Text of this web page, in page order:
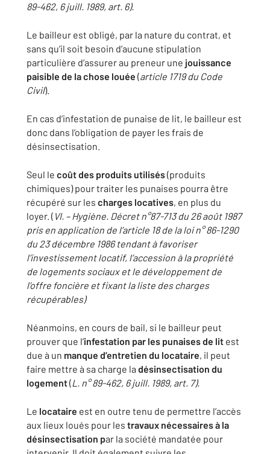
89-462, 6 juill. 1989, art. 6).
Le bailleur est obligé, par la nature du contrat, et
sans qu’il soit besoin d’aucune stipulation
particulière d’assurer au preneur une jouissance
paisible de la chose louée (article 1719 du Code
Civil).
En cas d’infestation de punaise de lit, le bailleur est
donc dans l’obligation de payer les frais de
désinsectisation.
Seul le coût des produits utilisés(produits
chimiques) pour traiter les punaises pourra être
récupéré sur les charges locatives, en plus du
loyer. ( VI. – Hygiène. Décret n°87-713 du 26 août 1987
pris en application de l’article 18 de la loi n° 86-1290
du 23 décembre 1986 tendant à favoriser
l’investissement locatif, l’accession à la propriété
de logements sociaux et le développement de
l’offre foncière et fixant la liste des charges
récupérables)
Néanmoins, en cours de bail, si le bailleur peut
prouver que l’infestation par les punaises de lit est
due à un manque d’entretien du locataire, il peut
faire mettre à sa charge la désinsectisation du
logement(L. n° 89-462, 6 juill. 1989, art. 7).
Le locataire est en outre tenu de permettre l’accès
aux lieux loués pour les travaux nécessaires à la
désinsectisation par la société mandatée pour